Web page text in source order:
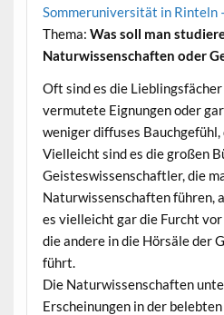
Sommeruniversität in Rinteln
Thema: Was soll man
Naturwissenschaften oder
Oft sind es die Lieblingsfächer
vermutete Eignungen oder
weniger diffuses Bauchgefühl,
Vielleicht sind es die großen
Geisteswissenschaftler, die
Naturwissenschaften führen,
es vielleicht gar die Furcht
die andere in die Hörsäle der
führt.
Die Naturwissenschaften
Erscheinungen in der